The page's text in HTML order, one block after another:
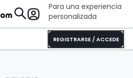
Para una experiencia
personalizada
REGISTRARSE / ACCEDE